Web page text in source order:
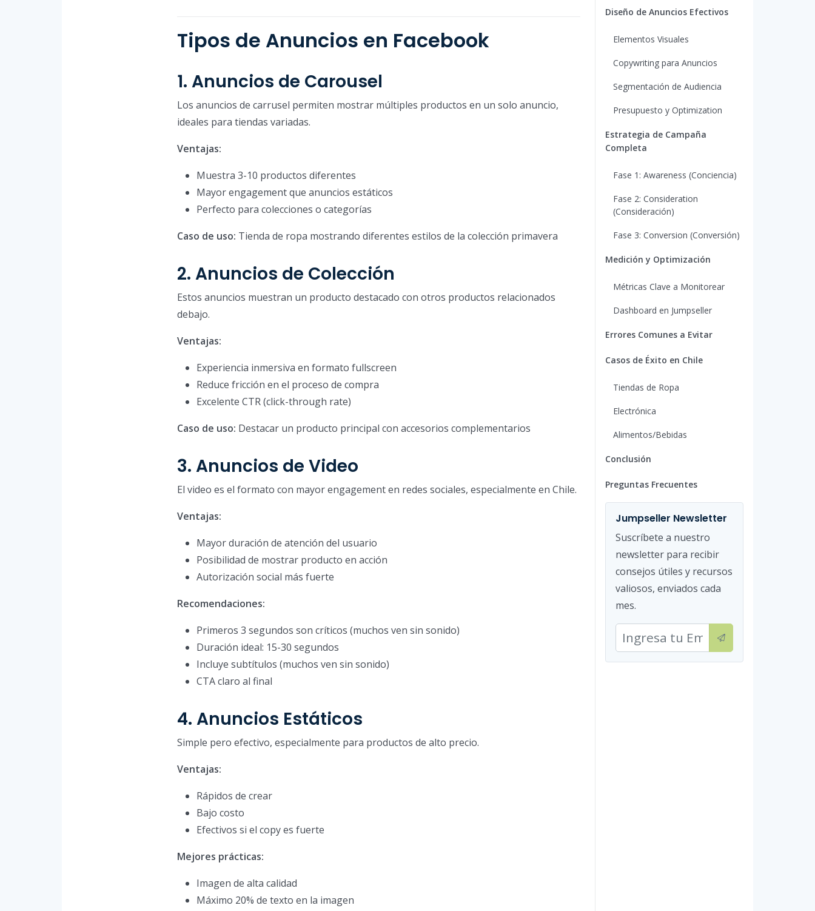
Tipos de Anuncios en Facebook
1. Anuncios de Carousel
Los anuncios de carrusel permiten mostrar múltiples productos en un solo anuncio,
ideales para tiendas variadas.
Ventajas:
Muestra 3-10 productos diferentes
Mayor engagement que anuncios estáticos
Perfecto para colecciones o categorías
Caso de uso: Tienda de ropa mostrando diferentes estilos de la colección primavera
2. Anuncios de Colección
Estos anuncios muestran un producto destacado con otros productos relacionados
debajo.
Ventajas:
Experiencia inmersiva en formato fullscreen
Reduce fricción en el proceso de compra
Excelente CTR (click-through rate)
Caso de uso: Destacar un producto principal con accesorios complementarios
3. Anuncios de Video
El video es el formato con mayor engagement en redes sociales, especialmente en Chile.
Ventajas:
Mayor duración de atención del usuario
Posibilidad de mostrar producto en acción
Autorización social más fuerte
Recomendaciones:
Primeros 3 segundos son críticos (muchos ven sin sonido)
Duración ideal: 15-30 segundos
Incluye subtítulos (muchos ven sin sonido)
CTA claro al final
4. Anuncios Estáticos
Simple pero efectivo, especialmente para productos de alto precio.
Ventajas:
Rápidos de crear
Bajo costo
Efectivos si el copy es fuerte
Mejores prácticas:
Imagen de alta calidad
Máximo 20% de texto en la imagen
Diseño de Anuncios Efectivos
Elementos Visuales
Copywriting para Anuncios
Segmentación de Audiencia
Presupuesto y Optimization
Estrategia de Campaña
Completa
Fase 1: Awareness (Conciencia)
Fase 2: Consideration
(Consideración)
Fase 3: Conversion (Conversión)
Medición y Optimización
Métricas Clave a Monitorear
Dashboard en Jumpseller
Errores Comunes a Evitar
Casos de Éxito en Chile
Tiendas de Ropa
Electrónica
Alimentos/Bebidas
Conclusión
Preguntas Frecuentes
Jumpseller Newsletter
Suscríbete a nuestro
newsletter para recibir
consejos útiles y recursos
valiosos, enviados cada
mes.